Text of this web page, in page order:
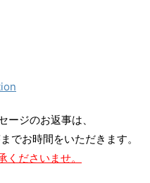
ージのお返事は、
でお時間をいただきます。
ださいませ。